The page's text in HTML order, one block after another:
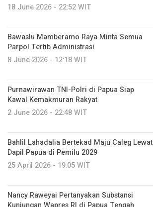
18 June 2026 - 22:52 WIT
Bawaslu Mamberamo Raya Minta Semua
Parpol Tertib Administrasi
8 June 2026 - 12:18 WIT
Purnawirawan TNI-Polri di Papua Siap
Kawal Kemakmuran Rakyat
2 June 2026 - 22:48 WIT
Bahlil Lahadalia Bertekad Maju Caleg Lewat
Dapil Papua di Pemilu 2029
25 April 2026 - 19:05 WIT
Nancy Raweyai Pertanyakan Substansi